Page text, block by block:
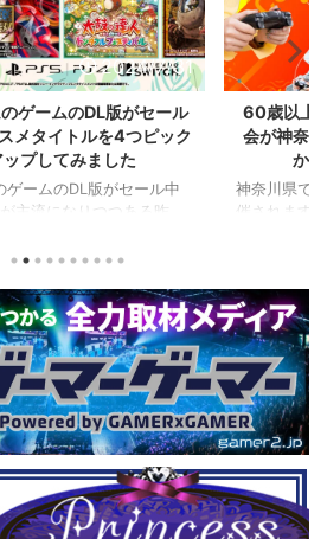
2024/7/31
が対象のeスポーツの大
で開催。ゲストはまさ
の蝶野正洋！！！
シニアeスポーツ大会が開
。 東日本予選（福島
県）の優勝者3名が決勝大
地キャラクターによる対戦
とのことなので、家族で楽
ントになっているようで
に、ゲストのプロレスラ
野正洋さんは今年60歳に
す。トークセッションに登
。 この記事のポイント ・
は60歳以上 ・3地区で予
選は8月24日、25日と9月
は9月22日（事前エ ...
セガのサ
『ユニコ
『ペルソ
セガの最新
ファンから
や編成や育
クなどが話
売されたば
要チェック
ル」に『ユ
登場！『龍
リロード』
は、
ンドーeショ
...